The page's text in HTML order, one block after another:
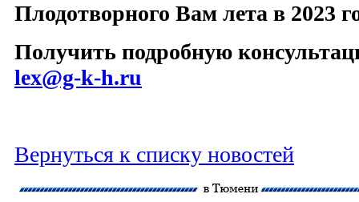
Плодотворного Вам лета в 2023
Получить подробную
lex@g-k-h.ru
Вернуться к списку новостей